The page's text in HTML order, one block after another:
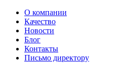
О компании
Качество
Новости
Блог
Контакты
Письмо директору